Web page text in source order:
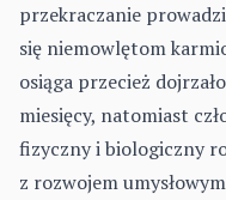
przekraczanie
się niemowlętom
osiąga przecież
miesięcy, natomiast
fizyczny i biologiczny
z rozwojem